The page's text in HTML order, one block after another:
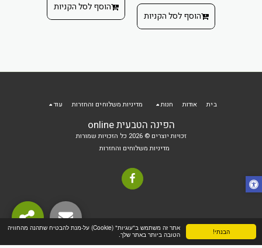
הבנתי!
אתר זה משתמש ב"עוגיות" (Cookie) על-מנת להבטיח שתהנה מהחוויה
הטובה ביותר באתר שלך.
הוסף לסל הקניות
הוסף לסל הקניות
הפינה הטבעית online
זכויות יוצרים © 2026 כל הזכויות שמורות
מדיניות משלוחים והחזרות
בית אודות חנות מדיניות משלוחים והחזרות עוד